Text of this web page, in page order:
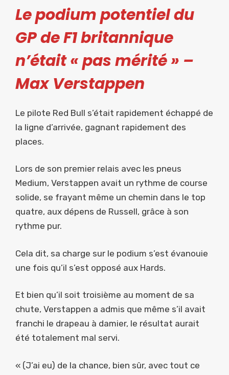
Le podium potentiel du
GP de F1 britannique
n’était « pas mérité » –
Max Verstappen
Le pilote Red Bull s’était rapidement échappé de
la ligne d’arrivée, gagnant rapidement des
places.
Lors de son premier relais avec les pneus
Medium, Verstappen avait un rythme de course
solide, se frayant même un chemin dans le top
quatre, aux dépens de Russell, grâce à son
rythme pur.
Cela dit, sa charge sur le podium s’est évanouie
une fois qu’il s’est opposé aux Hards.
Et bien qu’il soit troisième au moment de sa
chute, Verstappen a admis que même s’il avait
franchi le drapeau à damier, le résultat aurait
été totalement mal servi.
« (J’ai eu) de la chance, bien sûr, avec tout ce